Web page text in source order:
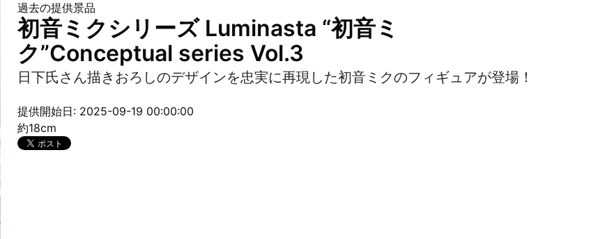
過去の提供景品
初音ミクシリーズ Luminasta “初音ミ
ク”Conceptual series Vol.3
日下氏さん描きおろしのデザインを忠実に再現した初音ミクのフィギュアが登場！
提供開始日: 2025-09-19 00:00:00
約18cm